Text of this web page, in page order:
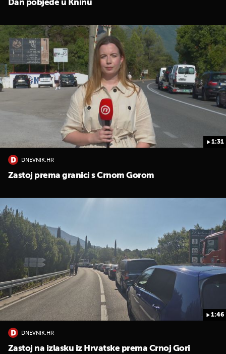
Dan pobjede u Kninu
1:31
DNEVNIK.HR
Zastoj prema granici s Crnom Gorom
1:46
DNEVNIK.HR
Zastoj na izlasku iz Hrvatske prema Crnoj Gori
UKLJUČITE NOTIFIKACIJE